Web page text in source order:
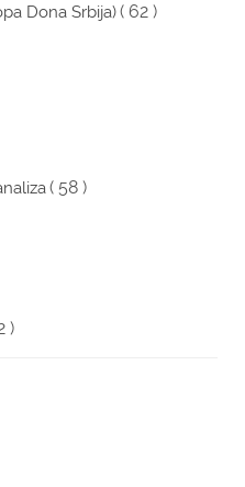
Dona Srbija)( 62 )
( 58 )
)